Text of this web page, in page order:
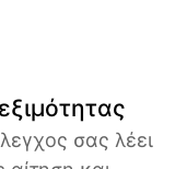
σας λέει